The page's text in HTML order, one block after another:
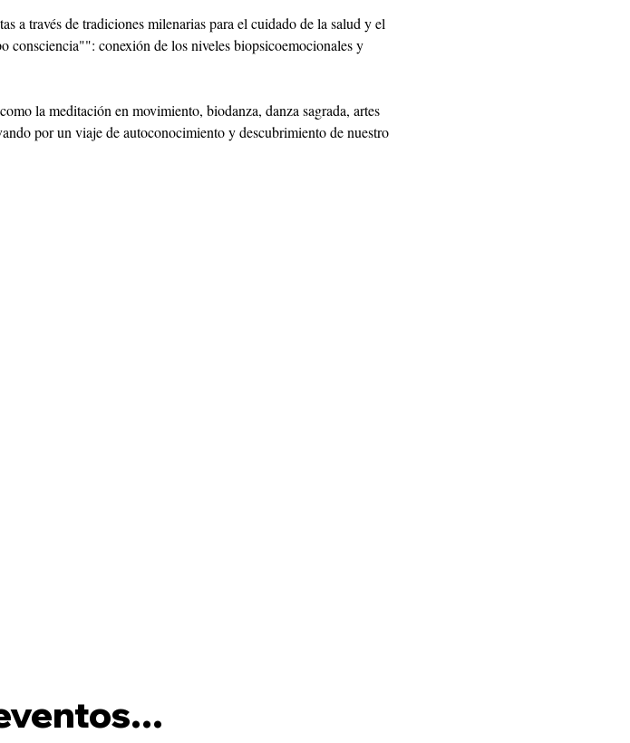
a través de tradiciones milenarias para el cuidado de la salud y el
consciencia"": conexión de los niveles biopsicoemocionales y
la meditación en movimiento, biodanza, danza sagrada, artes
por un viaje de autoconocimiento y descubrimiento de nuestro